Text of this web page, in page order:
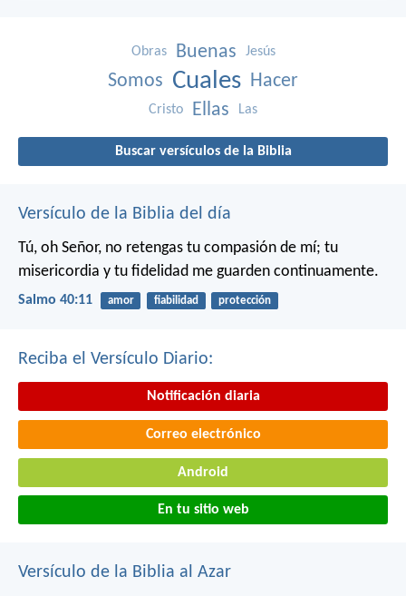
Obras Buenas Jesús
Somos Cuales Hacer
Cristo Ellas Las
Buscar versículos de la Biblia
Versículo de la Biblia del día
Tú, oh Señor, no retengas tu compasión de mí; tu
misericordia y tu fidelidad me guarden continuamente.
Salmo 40:11 amor fiabilidad protección
Reciba el Versículo Diario:
Notificación diaria
Correo electrónico
Android
En tu sitio web
Versículo de la Biblia al Azar